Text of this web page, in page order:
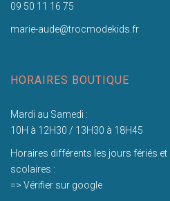
09 50 11 16 75
marie-aude@trocmodekids.fr
HORAIRES BOUTIQUE
Mardi au Samedi :
10H à 12H30 / 13H30 à 18H45
Horaires différents les jours fériés
scolaires :
=> Vérifier sur google